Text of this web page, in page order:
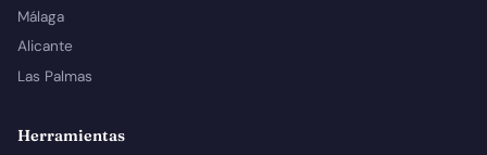
Málaga
Alicante
Las Palmas
Herramientas